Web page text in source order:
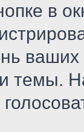
в
ваших
темы.